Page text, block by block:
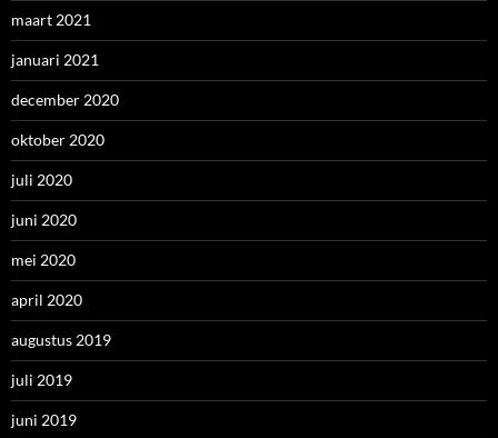
maart 2021
januari 2021
december 2020
oktober 2020
juli 2020
juni 2020
mei 2020
april 2020
augustus 2019
juli 2019
juni 2019